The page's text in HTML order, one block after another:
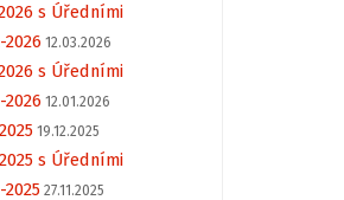
s Úředními
2026 12.03.2026
s Úředními
2026 12.01.2026
19.12.2025
s Úředními
2025 27.11.2025